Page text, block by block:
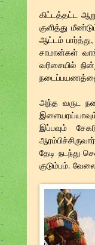
கிட்டத்தட்ட
குளித்து
ஆட்டம் பார்த்து,
சாமான்கள்
வரிசையில்
நடைப்பயணத்தை
அந்த வருட
இப்பவும்
தேடி நடந்து
குடும்பம்.